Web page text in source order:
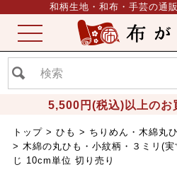
和柄生地・和布・手芸の通
5,500円(税込)以上のお
ME
NU
トップ ひも ちりめん・木綿丸
木綿の丸ひも・小紋柄・３ミリ(
じ 10cm単位 切り売り